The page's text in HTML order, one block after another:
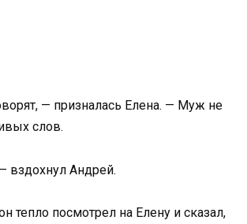
— призналась Елена. — Муж не
слов.
вздохнул Андрей.
тепло посмотрел на Елену и сказал,